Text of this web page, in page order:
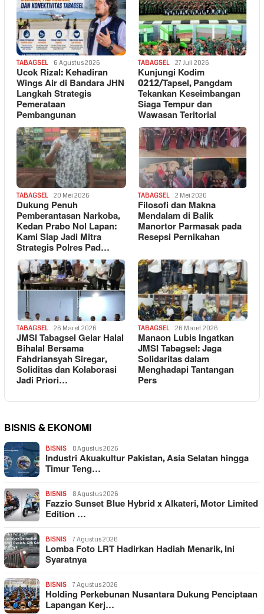
TABAGSEL 6 Agustus 2026
Ucok Rizal: Kehadiran
Wings Air di Bandara JHN
Langkah Strategis
Pemerataan
Pembangunan
TABAGSEL 27 Juli 2026
Kunjungi Kodim
0212/Tapsel, Pangdam
Tekankan Keseimbangan
Siaga Tempur dan
Wawasan Teritorial
TABAGSEL 20 Mei 2026
Dukung Penuh
Pemberantasan Narkoba,
Kedan Prabo Nol Lapan:
Kami Siap Jadi Mitra
Strategis Polres Pad…
TABAGSEL 2 Mei 2026
Filosofi dan Makna
Mendalam di Balik
Manortor Parmasak pada
Resepsi Pernikahan
TABAGSEL 26 Maret 2026
JMSI Tabagsel Gelar Halal
Bihalal Bersama
Fahdriansyah Siregar,
Soliditas dan Kolaborasi
Jadi Priori…
TABAGSEL 26 Maret 2026
Manaon Lubis Ingatkan
JMSI Tabagsel: Jaga
Solidaritas dalam
Menghadapi Tantangan
Pers
BISNIS & EKONOMI
BISNIS 8 Agustus 2026
Industri Akuakultur Pakistan, Asia Selatan hingga
Timur Teng…
BISNIS 8 Agustus 2026
Fazzio Sunset Blue Hybrid x Alkateri, Motor Limited
Edition …
BISNIS 7 Agustus 2026
Lomba Foto LRT Hadirkan Hadiah Menarik, Ini
Syaratnya
BISNIS 7 Agustus 2026
Holding Perkebunan Nusantara Dukung Penciptaan
Lapangan Kerj…